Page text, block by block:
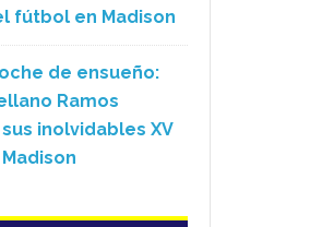
fútbol en Madison
de ensueño:
Ramos
inolvidables XV